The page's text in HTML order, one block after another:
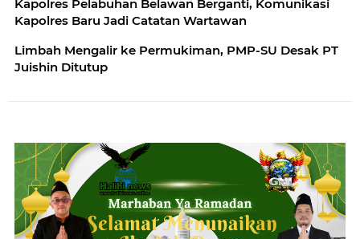
Kapolres Pelabuhan Belawan Berganti, Komunikasi
Kapolres Baru Jadi Catatan Wartawan
Limbah Mengalir ke Permukiman, PMP-SU Desak PT
Juishin Ditutup